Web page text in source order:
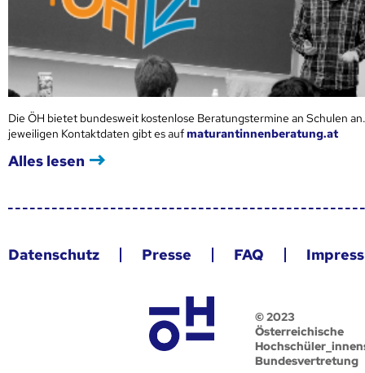
Die ÖH bietet bundesweit kostenlose Beratungstermine an Schulen
jeweiligen Kontaktdaten gibt es aufmaturantinnenberatung.at
Alles lesen
Datenschutz Presse FAQ
© 2023
Österreichische
Bundesvertretung